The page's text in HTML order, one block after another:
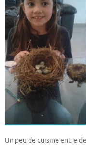
Un peu de cuisine entre